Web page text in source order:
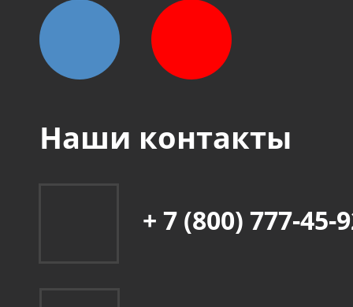
Наши контакты
+ 7 (800) 777-45-